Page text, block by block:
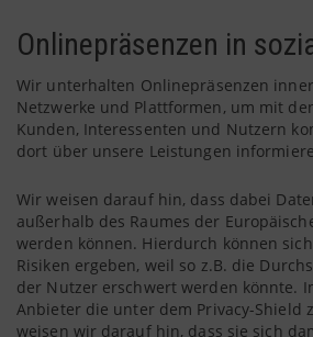
Onlinepräsenzen in
Wir unterhalten Onlinepräsenzen
Netzwerke und Plattformen, um mit
Kunden, Interessenten und Nutzern
dort über unsere Leistungen
Wir weisen darauf hin, dass dabei
außerhalb des Raumes der
werden können. Hierdurch können
Risiken ergeben, weil so z.B. die
der Nutzer erschwert werden könnte.
Anbieter die unter dem Privacy-Shield
weisen wir darauf hin, dass sie sich